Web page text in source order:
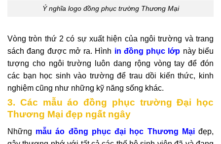
Ý nghĩa logo đồng phục trường Thương Mại
Vòng tròn thứ 2 có sự xuất hiện của ngôi trường và trang
sách đang được mở ra. Hình in đồng phục lớp này biểu
tượng cho ngôi trường luôn dang rộng vòng tay để đón
các bạn học sinh vào trường để trau dồi kiến thức, kinh
nghiệm cũng như những kỹ năng sống khác.
3. Các mẫu áo đồng phục trường Đại học
Thương Mại đẹp ngất ngây
Những mẫu áo đồng phục đại học Thương Mại đẹp,